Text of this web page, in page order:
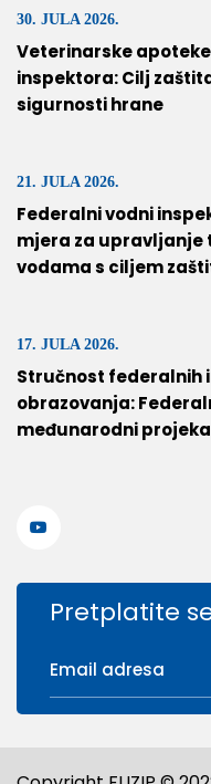
30. JULA 2026.
Veterinarske
inspektora: Cilj
sigurnosti hrane
21. JULA 2026.
Federalni vodni
mjera za upravljanje
vodama s ciljem
17. JULA 2026.
Stručnost federalnih
obrazovanja:
međunarodni
Pretplatite